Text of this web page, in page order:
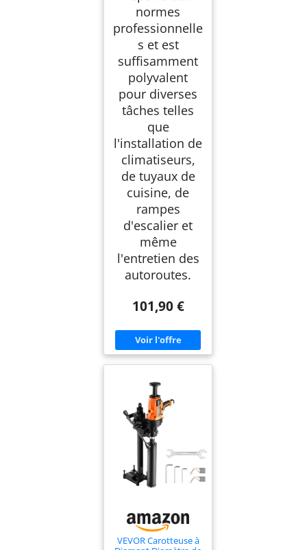
normes
professionnelle
s et est
suffisamment
polyvalent
pour diverses
tâches telles
que
l'installation de
climatiseurs,
de tuyaux de
cuisine, de
rampes
d'escalier et
même
l'entretien des
autoroutes.
101,90 €
VEVOR Carotteuse à